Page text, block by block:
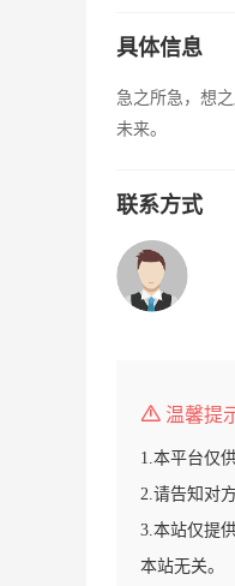
具体信息
急之所急，想
未来。
联系方式
温馨提
1.本平台仅
2.请告知对
3.本站仅提
本站无关。